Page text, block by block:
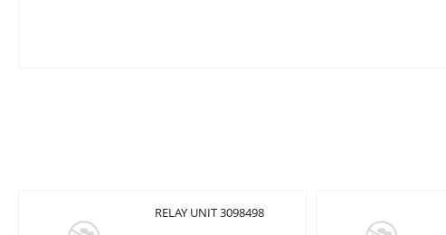
RELAY UNIT 3098498